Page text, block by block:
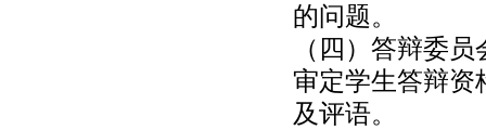
的问题。
（四）答辩委
审定学生答辩资
及评语。